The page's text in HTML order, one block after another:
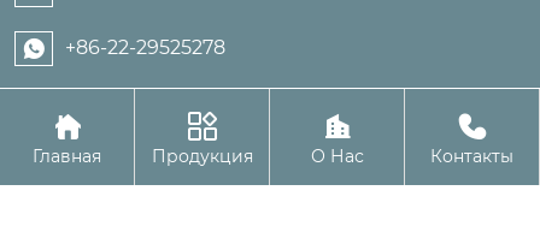
 +86-22-29525278
Авторское право©ООО Тяньцзинь Хунлу Пищевой

Главная

Продукция

О Нас

Контакты